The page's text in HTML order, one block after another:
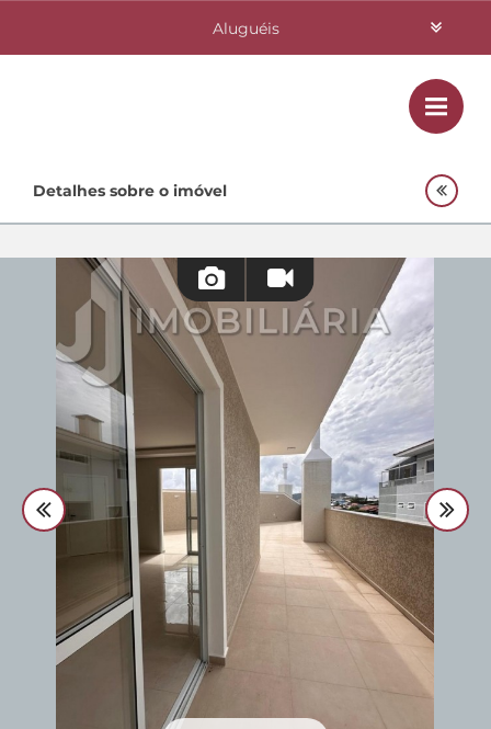
Aluguéis
Investimentos
Quem Somos
Contato
Fale Conosco 48 3364-0079
Plantão 48 99842-0500
Divulgue seu imóvel
Detalhes sobre o imóvel